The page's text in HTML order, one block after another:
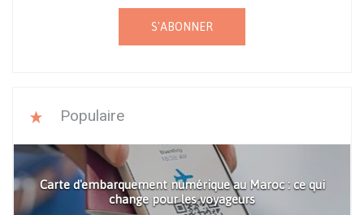
S'ABONNER
Populaire
Carte d'embarquement numérique au Maroc : ce qui
change pour les voyageurs